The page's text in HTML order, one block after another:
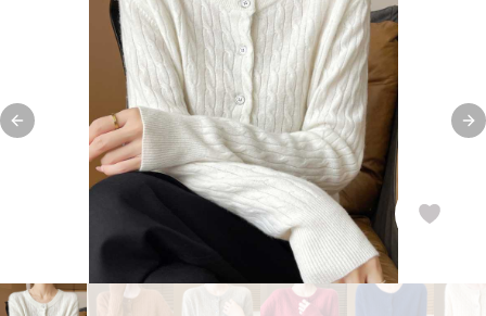
Previous slide